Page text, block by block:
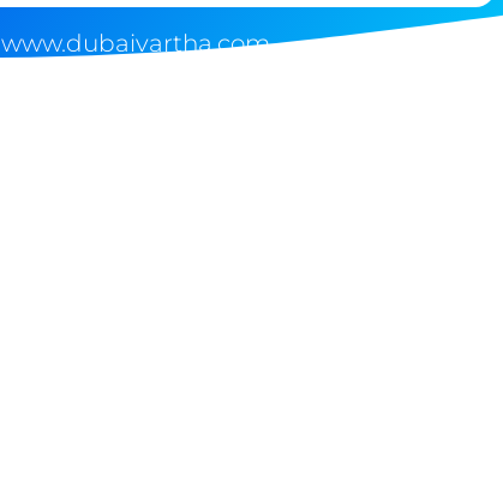
www.dubaivartha.com